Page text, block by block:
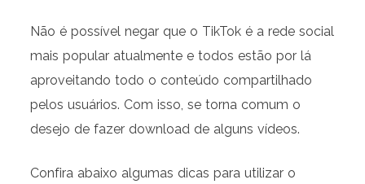
Não é possível negar que o TikTok é a rede social
mais popular atualmente e todos estão por lá
aproveitando todo o conteúdo compartilhado
pelos usuários. Com isso, se torna comum o
desejo de fazer download de alguns vídeos.
Confira abaixo algumas dicas para utilizar o